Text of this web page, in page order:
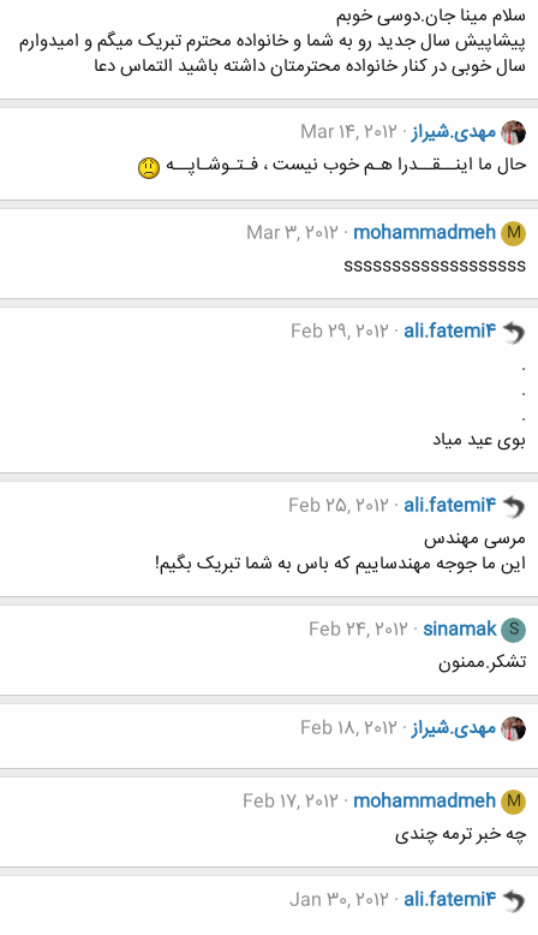
سلام مینا جان.دوسی خوبم
پیشاپیش سال جدید رو به شما و خانواده محترم تبریک میگم و امیدوارم
سال خوبی در کنار خانواده محترمتان داشته باشید التماس دعا
مهدی.شیراز Mar 14, 2012
حال ما اینــقــدرا هـم خوب نیست ، فـتـوشـاپــه
M
mohammadmeh
Mar 3, 2012
sssssssssssssssssss
ali.fatemi4
Feb 29, 2012
.
.
.
بوی عید میاد
ali.fatemi4
Feb 25, 2012
مرسی مهندس
این ما جوجه مهندساییم که باس به شما تبریک بگیم!
S
sinamak
Feb 24, 2012
تشکر.ممنون
مهدی.شیراز Feb 18, 2012
M
mohammadmeh
Feb 17, 2012
چه خبر ترمه چندی
ali.fatemi4
Jan 30, 2012